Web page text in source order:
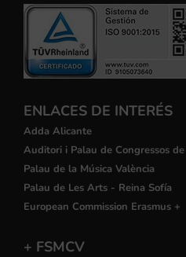
ENLACES DE INTERÉS
Adda Alicante
Auditori i Palau de Congressos
Palau de la Música València
Palau de Les Arts - Reina Sofía
European Commission Erasmus +
+ FSMCV